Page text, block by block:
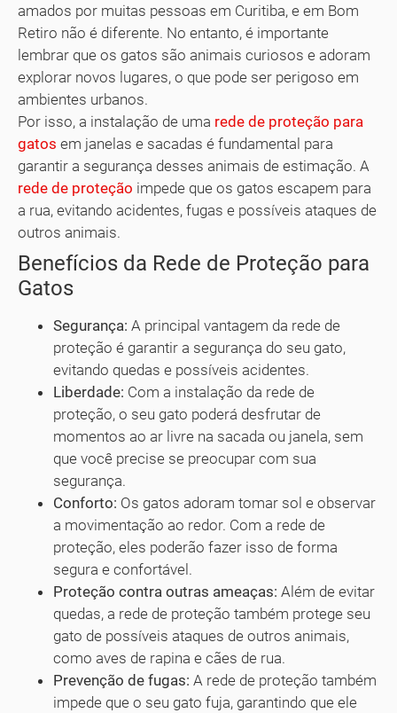
amados por muitas pessoas em Curitiba, e em Bom
Retiro não é diferente. No entanto, é importante
lembrar que os gatos são animais curiosos e adoram
explorar novos lugares, o que pode ser perigoso em
ambientes urbanos.
Por isso, a instalação de uma rede de proteção para
gatos em janelas e sacadas é fundamental para
garantir a segurança desses animais de estimação. A
rede de proteção impede que os gatos escapem para
a rua, evitando acidentes, fugas e possíveis ataques de
outros animais.
Benefícios da Rede de Proteção para
Gatos
Segurança: A principal vantagem da rede de
proteção é garantir a segurança do seu gato,
evitando quedas e possíveis acidentes.
Liberdade: Com a instalação da rede de
proteção, o seu gato poderá desfrutar de
momentos ao ar livre na sacada ou janela, sem
que você precise se preocupar com sua
segurança.
Conforto: Os gatos adoram tomar sol e observar
a movimentação ao redor. Com a rede de
proteção, eles poderão fazer isso de forma
segura e confortável.
Proteção contra outras ameaças: Além de evitar
quedas, a rede de proteção também protege seu
gato de possíveis ataques de outros animais,
como aves de rapina e cães de rua.
Prevenção de fugas: A rede de proteção também
impede que o seu gato fuja, garantindo que ele